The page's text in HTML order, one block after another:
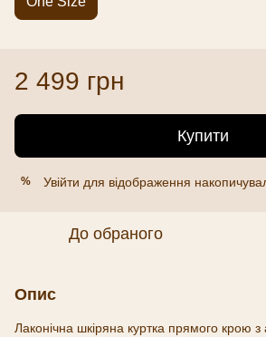
2 499 грн
Купити
% Увійти для відображення
До обраного
Опис
Лаконічна шкіряна куртка прямого крою